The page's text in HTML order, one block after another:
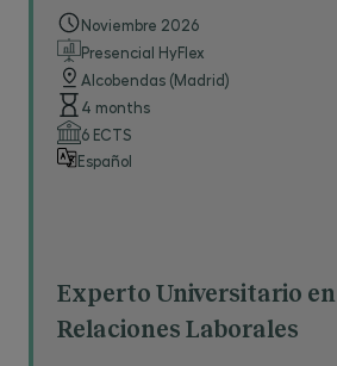
Noviembre 2026
Presencial HyFlex
Alcobendas (Madrid)
4 months
6 ECTS
Español
Experto Universitario en
Relaciones Laborales